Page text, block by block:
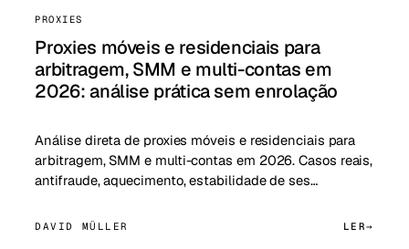
PROXIES
Proxies móveis e residenciais para
arbitragem, SMM e multi-contas em
2026: análise prática sem enrolação
Análise direta de proxies móveis e residenciais para
arbitragem, SMM e multi-contas em 2026. Casos reais,
antifraude, aquecimento, estabilidade de ses…
DAVID MÜLLER LER